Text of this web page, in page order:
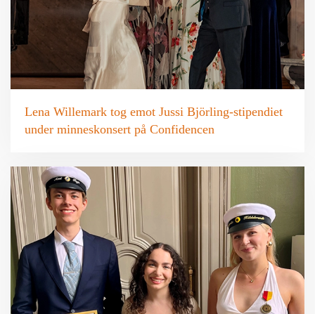
Lena Willemark tog emot Jussi Björling-stipendiet
under minneskonsert på Confidencen